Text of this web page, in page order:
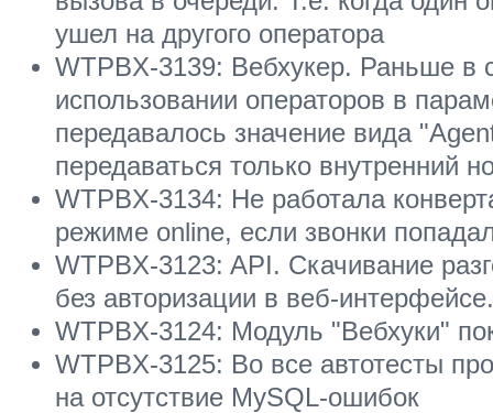
ушел на другого оператора
WTPBX-3139: Вебхукер. Раньше в
использовании операторов в
передавалось значение вида
передаваться только внутренний
WTPBX-3134: Не работала
режиме online, если звонки
WTPBX-3123: API. Скачивание
без авторизации в веб-интерфейсе.
WTPBX-3124: Модуль "Вебхуки"
WTPBX-3125: Во все автотесты
на отсутствие MySQL-ошибок